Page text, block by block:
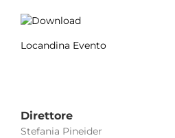
Locandina Evento
Direttore
Stefania Pineider